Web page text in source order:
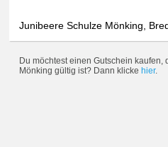
Junibeere Schulze Mönking,
Du möchtest einen Gutschein kaufen,
Mönking gültig ist? Dann klicke hier.